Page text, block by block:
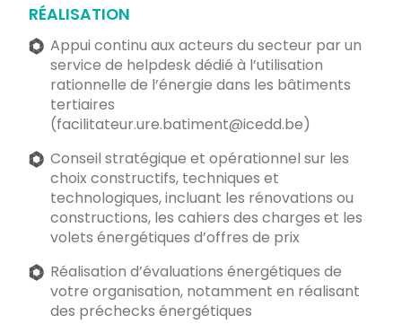
RÉALISATION
Appui continu aux acteurs du secteur par un
service de helpdesk dédié à l’utilisation
rationnelle de l’énergie dans les bâtiments
tertiaires
(facilitateur.ure.batiment@icedd.be)
Conseil stratégique et opérationnel sur les
choix constructifs, techniques et
technologiques, incluant les rénovations ou
constructions, les cahiers des charges et les
volets énergétiques d’offres de prix
Réalisation d’évaluations énergétiques de
votre organisation, notamment en réalisant
des préchecks énergétiques